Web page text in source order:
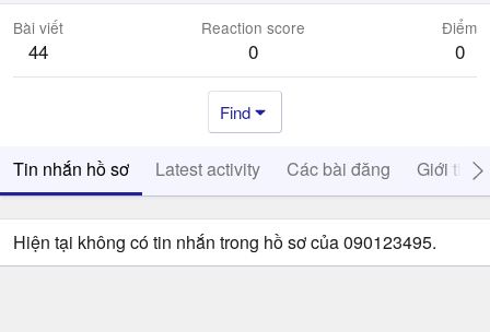
Bài viết
44
Reaction score
0
Điểm
0
Find
Tin nhắn hồ sơ Latest activity Các bài đăng Giới thiệu
Hiện tại không có tin nhắn trong hồ sơ của 090123495.